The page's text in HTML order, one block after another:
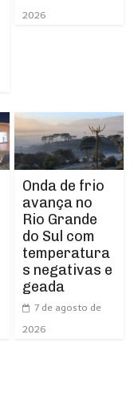
2026
Onda de frio
avança no
Rio Grande
do Sul com
temperatura
s negativas e
geada
7 de agosto de
2026